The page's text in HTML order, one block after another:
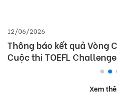
12/06/2026
Thông báo kết quả Vòng
Cuộc thi TOEFL
Xem